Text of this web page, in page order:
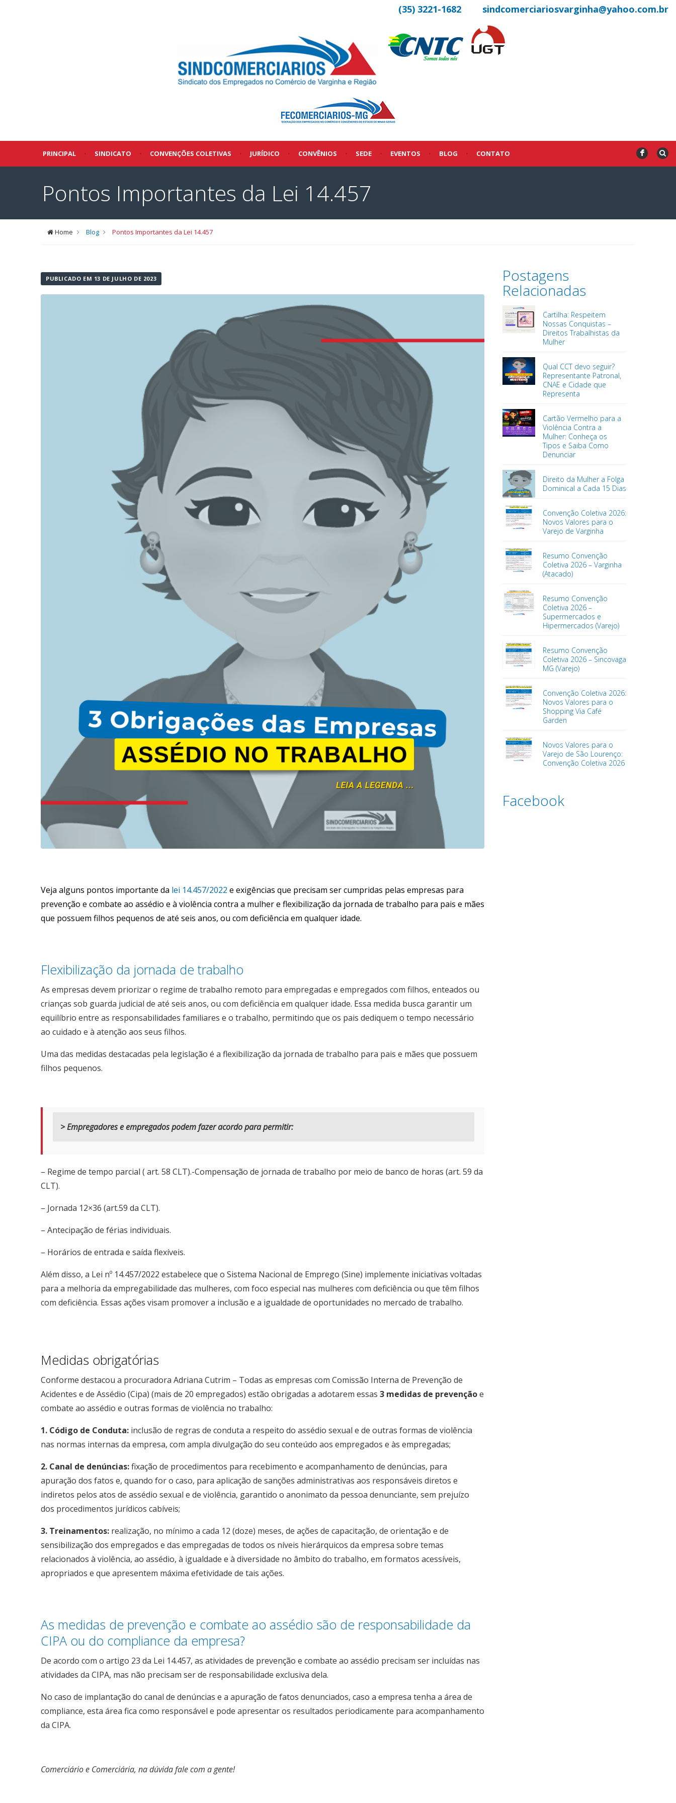
(35) 3221-1682 sindcomerciariosvarginha@yahoo.com.br
PRINCIPAL • SINDICATO • CONVENÇÕES COLETIVAS • JURÍDICO • CONVÊNIOS • SEDE • EVENTOS • BLOG • CONTATO F
Pontos Importantes da Lei 14.457
Home Blog Pontos Importantes da Lei 14.457
PUBLICADO EM 13 DE JULHO DE 2023
Veja alguns pontos importante da lei 14.457/2022 e exigências que precisam ser cumpridas pelas empresas para
prevenção e combate ao assédio e à violência contra a mulher e flexibilização da jornada de trabalho para pais e mães
que possuem filhos pequenos de até seis anos, ou com deficiência em qualquer idade.
Flexibilização da jornada de trabalho
As empresas devem priorizar o regime de trabalho remoto para empregadas e empregados com filhos, enteados ou
crianças sob guarda judicial de até seis anos, ou com deficiência em qualquer idade. Essa medida busca garantir um
equilíbrio entre as responsabilidades familiares e o trabalho, permitindo que os pais dediquem o tempo necessário
ao cuidado e à atenção aos seus filhos.
Uma das medidas destacadas pela legislação é a flexibilização da jornada de trabalho para pais e mães que possuem
filhos pequenos.
> Empregadores e empregados podem fazer acordo para permitir:
– Regime de tempo parcial ( art. 58 CLT).-Compensação de jornada de trabalho por meio de banco de horas (art. 59 da
CLT).
– Jornada 12×36 (art.59 da CLT).
– Antecipação de férias individuais.
– Horários de entrada e saída flexíveis.
Além disso, a Lei nº 14.457/2022 estabelece que o Sistema Nacional de Emprego (Sine) implemente iniciativas voltadas
para a melhoria da empregabilidade das mulheres, com foco especial nas mulheres com deficiência ou que têm filhos
com deficiência. Essas ações visam promover a inclusão e a igualdade de oportunidades no mercado de trabalho.
Medidas obrigatórias
Conforme destacou a procuradora Adriana Cutrim – Todas as empresas com Comissão Interna de Prevenção de
Acidentes e de Assédio (Cipa) (mais de 20 empregados) estão obrigadas a adotarem essas 3 medidas de prevençãoe
combate ao assédio e outras formas de violência no trabalho:
1. Código de Conduta: inclusão de regras de conduta a respeito do assédio sexual e de outras formas de violência
nas normas internas da empresa, com ampla divulgação do seu conteúdo aos empregados e às empregadas;
2. Canal de denúncias:fixação de procedimentos para recebimento e acompanhamento de denúncias, para
apuração dos fatos e, quando for o caso, para aplicação de sanções administrativas aos responsáveis diretos e
indiretos pelos atos de assédio sexual e de violência, garantido o anonimato da pessoa denunciante, sem prejuízo
dos procedimentos jurídicos cabíveis;
3. Treinamentos: realização, no mínimo a cada 12 (doze) meses, de ações de capacitação, de orientação e de
sensibilização dos empregados e das empregadas de todos os níveis hierárquicos da empresa sobre temas
relacionados à violência, ao assédio, à igualdade e à diversidade no âmbito do trabalho, em formatos acessíveis,
apropriados e que apresentem máxima efetividade de tais ações.
As medidas de prevenção e combate ao assédio são de responsabilidade da
CIPA ou do compliance da empresa?
De acordo com o artigo 23 da Lei 14.457, as atividades de prevenção e combate ao assédio precisam ser incluídas nas
atividades da CIPA, mas não precisam ser de responsabilidade exclusiva dela.
No caso de implantação do canal de denúncias e a apuração de fatos denunciados, caso a empresa tenha a área de
compliance, esta área fica como responsável e pode apresentar os resultados periodicamente para acompanhamento
da CIPA.
Comerciário e Comerciária, na dúvida fale com a gente!
Postagens
Relacionadas
Cartilha: Respeitem
Nossas Conquistas –
Direitos Trabalhistas da
Mulher
Qual CCT devo seguir?
Representante Patronal,
CNAE e Cidade que
Representa
Cartão Vermelho para a
Violência Contra a
Mulher: Conheça os
Tipos e Saiba Como
Denunciar
Direito da Mulher a Folga
Dominical a Cada 15 Dias
Convenção Coletiva 2026:
Novos Valores para o
Varejo de Varginha
Resumo Convenção
Coletiva 2026 – Varginha
(Atacado)
Resumo Convenção
Coletiva 2026 –
Supermercados e
Hipermercados (Varejo)
Resumo Convenção
Coletiva 2026 – Sincovaga
MG (Varejo)
Convenção Coletiva 2026:
Novos Valores para o
Shopping Via Café
Garden
Novos Valores para o
Varejo de São Lourenço:
Convenção Coletiva 2026
Facebook